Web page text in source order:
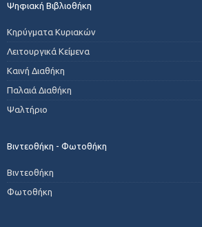
Ψηφιακή Βιβλιοθήκη
Κηρύγματα Κυριακών
Λειτουργικά Κείμενα
Καινή Διαθήκη
Παλαιά Διαθήκη
Ψαλτήριο
Βιντεοθήκη - Φωτοθήκη
Βιντεοθήκη
Φωτοθήκη